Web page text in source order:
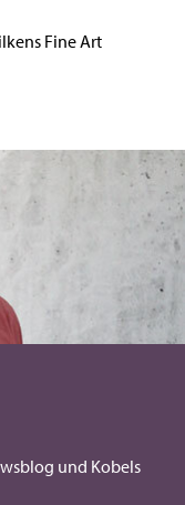
Fine Art
und Kobels